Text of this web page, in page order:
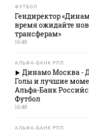
ФУТБОЛ
Гендиректор
время ожидайте
трансферам»
16:48
АЛЬФА-БАНК РПЛ
Динамо Москва -
Голы и лучшие
Альфа-Банк
Футбол
16:48
АЛЬФА-БАНК РПЛ